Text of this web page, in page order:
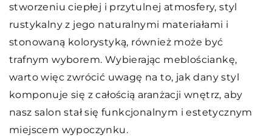
stworzeniu ciepłej i przytulnej atmosfery, styl
rustykalny z jego naturalnymi materiałami i
stonowaną kolorystyką, również może być
trafnym wyborem. Wybierając meblościankę,
warto więc zwrócić uwagę na to, jak dany styl
komponuje się z całością aranżacji wnętrz, aby
nasz salon stał się funkcjonalnym i estetycznym
miejscem wypoczynku.